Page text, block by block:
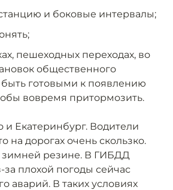
и боковые интервалы;
пешеходных переходах, во
общественного
готовыми к появлению
вовремя притормозить.
и Екатеринбург. Водители
на дорогах очень скользко.
зимней резине. В ГИБДД
за плохой погоды сейчас
аварий. В таких условиях